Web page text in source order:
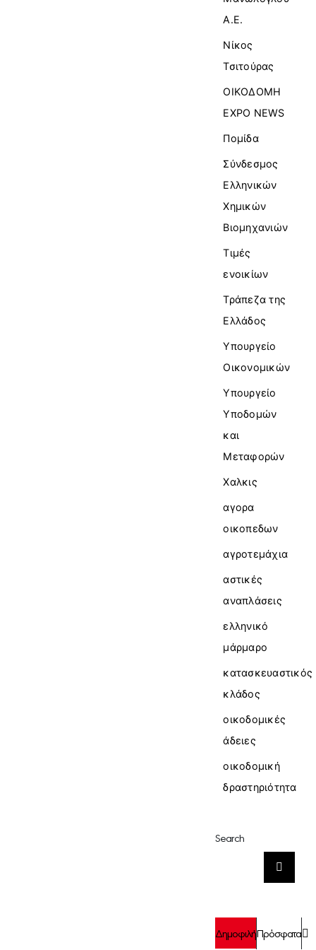
Α.Ε.
Νίκος
Τσιτούρας
ΟΙΚΟΔΟΜΗ
EXPO NEWS
Πομίδα
Σύνδεσμος
Ελληνικών
Χημικών
Βιομηχανιών
Τιμές
ενοικίων
Τράπεζα της
Ελλάδος
Υπουργείο
Οικονομικών
Υπουργείο
Υποδομών
και
Μεταφορών
Χαλκις
αγορα
οικοπεδων
αγροτεμάχια
αστικές
αναπλάσεις
ελληνικό
μάρμαρο
κατασκευαστικός
κλάδος
οικοδομικές
άδειες
οικοδομική
δραστηριότητα
Search
Αναζήτηση
ΔημοφιλήΠρόσφατα